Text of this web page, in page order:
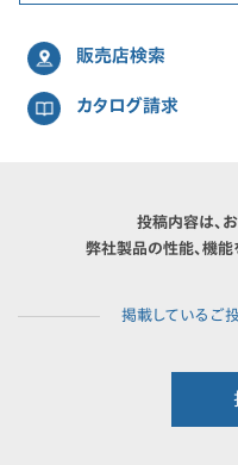
販売店検索
カタログ請求
投稿内容は、
弊社製品の性能、機能